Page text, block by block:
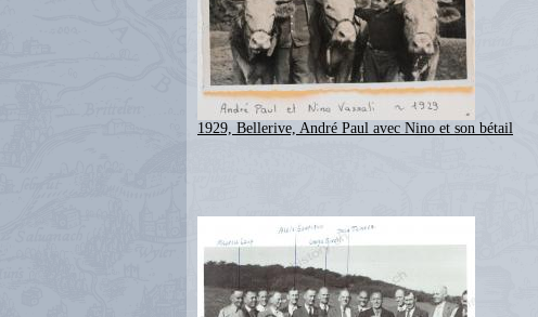
1929, Bellerive, André Paul avec Nino et son bétail